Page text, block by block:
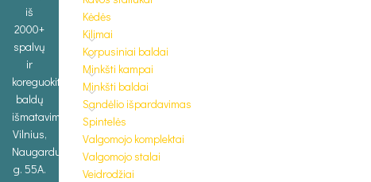
iš
2000+
spalvų
ir
koreguokite
baldų
išmatavimus.
Vilnius,
Naugarduko
g. 55A.
Kėdės
Kilimai
Korpusiniai baldai
Minkšti kampai
Minkšti baldai
Sandėlio išpardavimas
Spintelės
Valgomojo komplektai
Valgomojo stalai
Veidrodžiai